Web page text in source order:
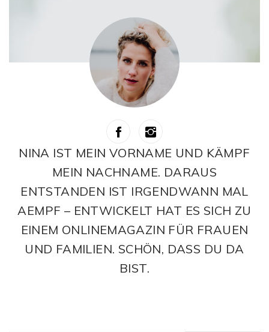
NINA IST MEIN VORNAME UND KÄMPF
MEIN NACHNAME. DARAUS
ENTSTANDEN IST IRGENDWANN MAL
AEMPF – ENTWICKELT HAT ES SICH ZU
EINEM ONLINEMAGAZIN FÜR FRAUEN
UND FAMILIEN. SCHÖN, DASS DU DA
BIST.